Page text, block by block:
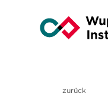
zurück